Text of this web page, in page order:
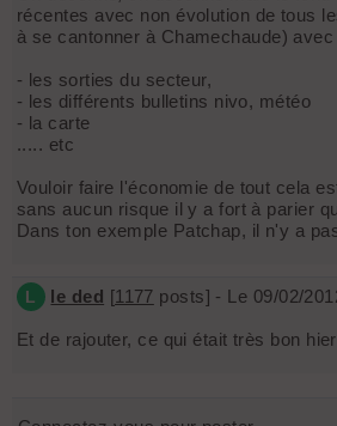
récentes avec non évolution de tous
à se cantonner à Chamechaude) avec
- les sorties du secteur,
- les différents bulletins nivo, météo
- la carte
..... etc
Vouloir faire l'économie de tout cela
sans aucun risque il y a fort à parier
Dans ton exemple Patchap, il n'y a
L le ded [1177 posts] - Le 09/02/
Et de rajouter, ce qui était très bon